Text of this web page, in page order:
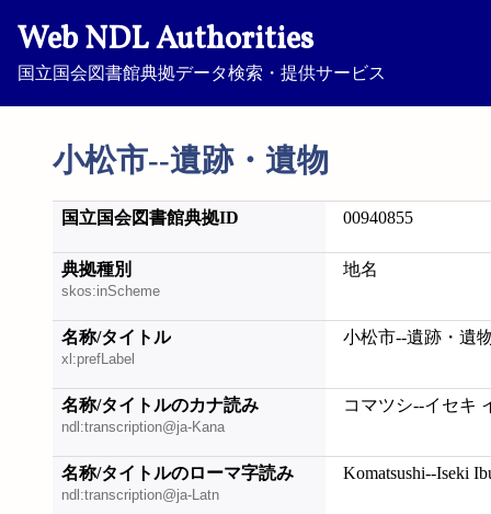
Web NDL Authorities
国立国会図書館典拠データ検索・提供サービス
小松市--遺跡・遺物
国立国会図書館典拠ID 00940855
典拠種別
skos:inScheme
地名
名称/タイトル
xl:prefLabel
小松市--遺跡・遺
名称/タイトルのカナ読み
ndl:transcription@ja-Kana
コマツシ--イセキ
名称/タイトルのローマ字読み
ndl:transcription@ja-Latn
Komatsushi--Iseki